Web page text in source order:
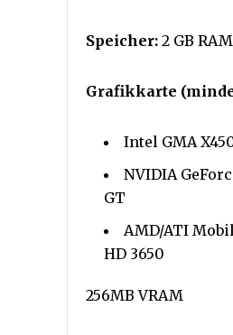
Speicher: 2 GB RAM
Grafikkarte
Intel GMA
NVIDIA
GT
AMD/ATI
HD 3650
256MB VRAM